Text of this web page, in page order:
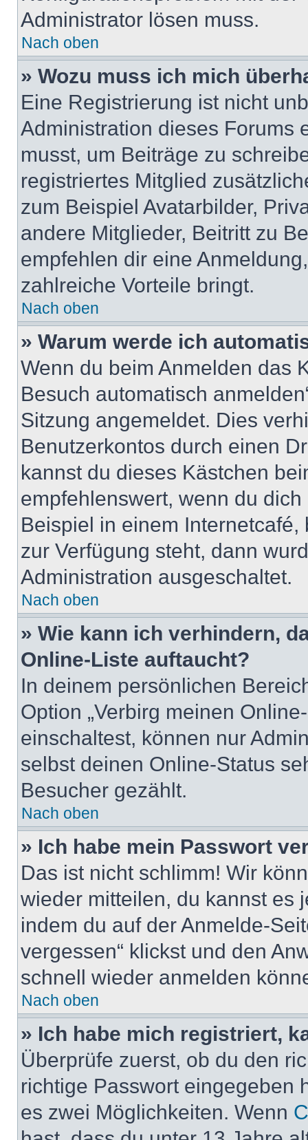
Administrator lösen muss.
Nach oben
» Wozu muss ich mich
Eine Registrierung ist nicht
Administration dieses Forums
musst, um Beiträge zu
registriertes Mitglied
zum Beispiel Avatarbilder,
andere Mitglieder, Beitritt zu
empfehlen dir eine
zahlreiche Vorteile bringt.
Nach oben
» Warum werde ich
Wenn du beim Anmelden das
Besuch automatisch
Sitzung angemeldet. Dies
Benutzerkontos durch einen
kannst du dieses Kästchen
empfehlenswert, wenn du
Beispiel in einem
zur Verfügung steht, dann
Administration ausgeschaltet.
Nach oben
» Wie kann ich verhindern,
Online-Liste auftaucht?
In deinem persönlichen
Option „Verbirg meinen
einschaltest, können nur
selbst deinen Online-Status
Besucher gezählt.
Nach oben
» Ich habe mein Passwort
Das ist nicht schlimm! Wir
wieder mitteilen, du kannst es
indem du auf der Anmelde-
vergessen“ klickst und den
schnell wieder anmelden
Nach oben
» Ich habe mich registriert,
Überprüfe zuerst, ob du den
richtige Passwort eingegeben
es zwei Möglichkeiten. Wenn